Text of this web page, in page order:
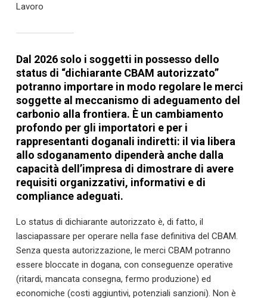
Lavoro
Dal 2026 solo i soggetti in possesso dello
status di “dichiarante CBAM autorizzato”
potranno importare in modo regolare le merci
soggette al meccanismo di adeguamento del
carbonio alla frontiera. È un cambiamento
profondo per gli importatori e per i
rappresentanti doganali indiretti: il via libera
allo sdoganamento dipenderà anche dalla
capacità dell’impresa di dimostrare di avere
requisiti organizzativi, informativi e di
compliance adeguati.
Lo status di dichiarante autorizzato è, di fatto, il
lasciapassare per operare nella fase definitiva del CBAM.
Senza questa autorizzazione, le merci CBAM potranno
essere bloccate in dogana, con conseguenze operative
(ritardi, mancata consegna, fermo produzione) ed
economiche (costi aggiuntivi, potenziali sanzioni). Non è